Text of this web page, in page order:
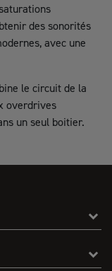
des sonorités
avec une
le circuit de la
overdrives
un seul boitier.